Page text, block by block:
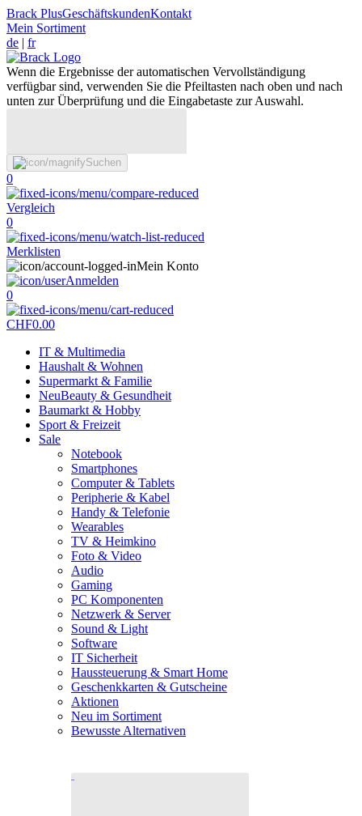
Brack PlusGeschäftskundenKontakt
Mein Sortiment
de | fr
Wenn die Ergebnisse der automatischen Vervollständigung
verfügbar sind, verwenden Sie die Pfeiltasten nach oben und nach
unten zur Überprüfung und die Eingabetaste zur Auswahl.
Suchen
0
Vergleich
0
Merklisten
Mein Konto
Anmelden
0
CHF0.00
IT & Multimedia
Haushalt & Wohnen
Supermarkt & Familie
NeuBeauty & Gesundheit
Baumarkt & Hobby
Sport & Freizeit
Sale
Notebook
Smartphones
Computer & Tablets
Peripherie & Kabel
Handy & Telefonie
Wearables
TV & Heimkino
Foto & Video
Audio
Gaming
PC Komponenten
Netzwerk & Server
Sound & Light
Software
IT Sicherheit
Haussteuerung & Smart Home
Geschenkkarten & Gutscheine
Aktionen
Neu im Sortiment
Bewusste Alternativen